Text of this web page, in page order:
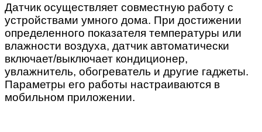
Датчик осуществляет совместную работу с
устройствами умного дома. При достижении
определенного показателя температуры или
влажности воздуха, датчик автоматически
включает/выключает кондиционер,
увлажнитель, обогреватель и другие гаджеты.
Параметры его работы настраиваются в
мобильном приложении.